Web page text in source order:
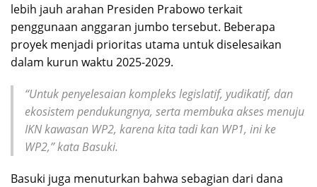
lebih jauh arahan Presiden Prabowo terkait
penggunaan anggaran jumbo tersebut. Beberapa
proyek menjadi prioritas utama untuk diselesaikan
dalam kurun waktu 2025-2029.
“Untuk penyelesaian kompleks legislatif, yudikatif, dan
ekosistem pendukungnya, serta membuka akses menuju
IKN kawasan WP2, karena kita tadi kan WP1, ini ke
WP2,” kata Basuki.
Basuki juga menuturkan bahwa sebagian dari dana